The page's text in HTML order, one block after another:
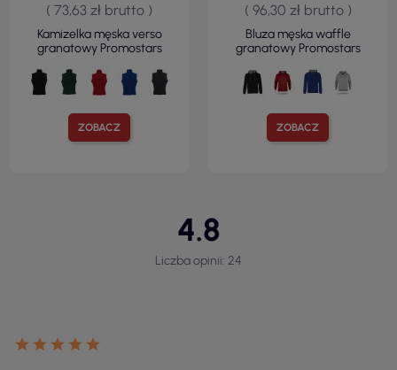
ZOBACZ
( 73,63 zł brutto )
Kamizelka męska verso
granatowy Promostars
ZOBACZ
( 96,30 zł brutto )
Bluza męska waffle
granatowy Promostars
4.8
Liczba opinii: 24